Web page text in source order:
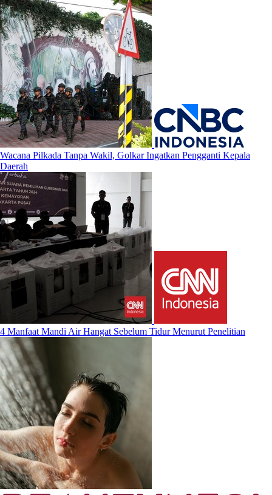
Wacana Pilkada Tanpa Wakil, Golkar Ingatkan Pengganti Kepala
Daerah
4 Manfaat Mandi Air Hangat Sebelum Tidur Menurut Penelitian